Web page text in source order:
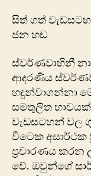
සිත් ගත්
ජන හඬ
ස්වර්ණවාහිනී
ආදරණිය
හඳුන්වාගන්නා
සමතුලිත
වැඩසටහන් වල
විටෙක
ප්‍රචාරණය කරන
වේ. ඔවුන්ගේ